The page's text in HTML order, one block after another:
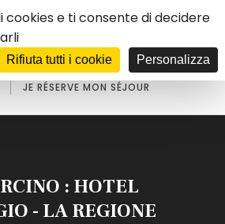
cookies e ti consente di decidere
Rifiuta tutti i cookie Personalizza
JE RÉSERVE MON SÉJOUR
: HOTEL
- LA REGIONE